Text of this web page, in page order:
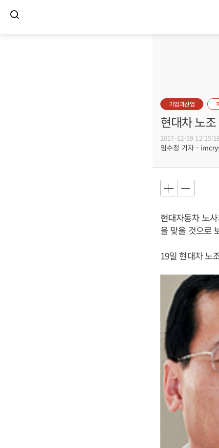
기업과산업
현대차 노
2017-12-19
임수정 기자 -
현대자동차 노
을 맞을 것으로
19일 현대차 노